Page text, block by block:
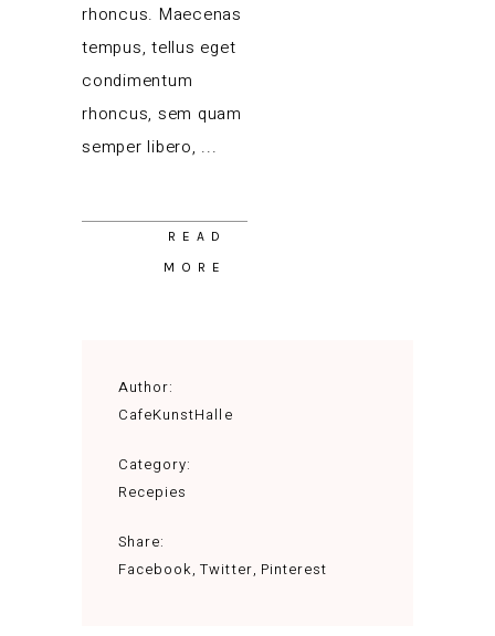
rhoncus. Maecenas
tempus, tellus eget
condimentum
rhoncus, sem quam
semper libero,
READ
MORE
Author:
CafeKunstHalle
Category:
Recepies
Share:
Facebook Twitter Pinterest